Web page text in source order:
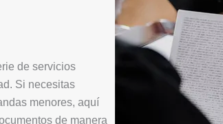
de servicios
Si necesitas
menores, aquí
de manera